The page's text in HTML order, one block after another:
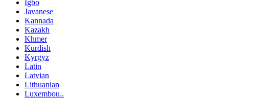
Igbo
Javanese
Kannada
Kazakh
Khmer
Kurdish
Kyrgyz
Latin
Latvian
Lithuanian
Luxembou..